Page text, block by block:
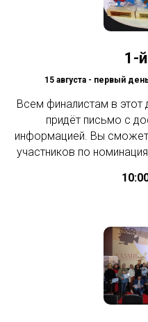
1-
15 августа - первый
Всем финалистам в
придёт письмо с
информацией. Вы
участников по